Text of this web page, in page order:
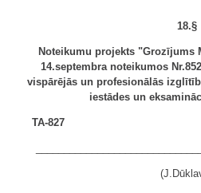
18.§
Noteikumu projekts "Grozījums
14.septembra noteikumos
vispārējās un profesionālās
iestādes un
TA-827